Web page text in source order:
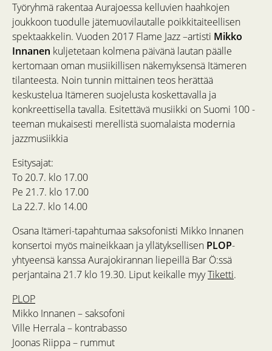
Työryhmä rakentaa Aurajoessa kelluvien haahkojen
joukkoon tuodulle jätemuovilautalle poikkitaiteellisen
spektaakkelin. Vuoden 2017 Flame Jazz –artisti Mikko
Innanen kuljetetaan kolmena päivänä lautan päälle
kertomaan oman musiikillisen näkemyksensä Itämeren
tilanteesta. Noin tunnin mittainen teos herättää
keskustelua Itämeren suojelusta koskettavalla ja
konkreettisella tavalla. Esitettävä musiikki on Suomi 100 -
teeman mukaisesti merellistä suomalaista modernia
jazzmusiikkia
Esitysajat:
To 20.7. klo 17.00
Pe 21.7. klo 17.00
La 22.7. klo 14.00
Osana Itämeri-tapahtumaa saksofonisti Mikko Innanen
konsertoi myös maineikkaan ja yllätyksellisen PLOP-
yhtyeensä kanssa Aurajokirannan liepeillä Bar Ö:ssä
perjantaina 21.7 klo 19.30. Liput keikalle myyTiketti.
PLOP
Mikko Innanen – saksofoni
Ville Herrala – kontrabasso
Joonas Riippa – rummut